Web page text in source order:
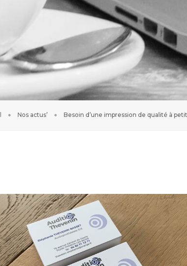
Nos actus’ Besoin d’une impression de qualité à